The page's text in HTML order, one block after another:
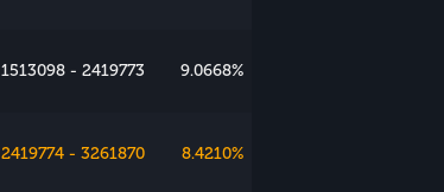
1513098 - 2419773 9.0668%
2419774 - 3261870 8.4210%